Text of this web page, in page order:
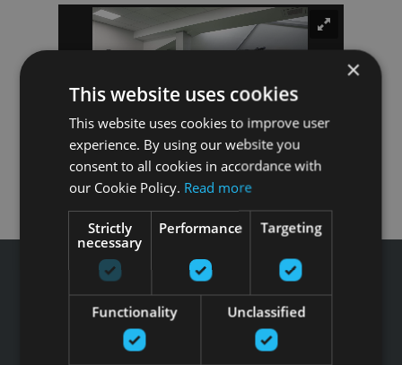
Tālrunis: +371 67 99 40 44
×
This website uses cookies
This website uses cookies to improve user
experience. By using our website you
consent to all cookies in accordance with
our Cookie Policy. Read more
Strictly
necessary
Performance Targeting
Functionality Unclassified